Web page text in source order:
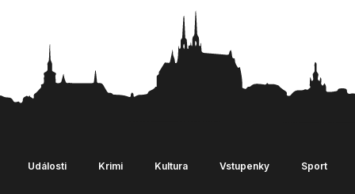
Události Krimi Kultura Vstupenky Sport